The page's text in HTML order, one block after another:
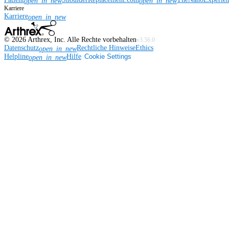
Karriere
Karriereopen_in_new
© 2026 Arthrex, Inc. Alle Rechte vorbehaltenv3.56.0
Datenschutzopen_in_newRechtliche HinweiseEthics
Helplineopen_in_newHilfe Cookie Settings